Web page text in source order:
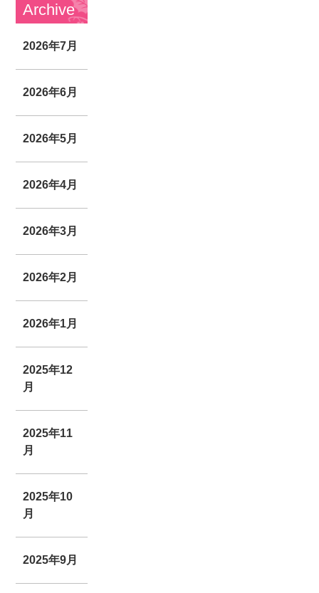
Archive
2026年7月
2026年6月
2026年5月
2026年4月
2026年3月
2026年2月
2026年1月
2025年12
月
2025年11
月
2025年10
月
2025年9月